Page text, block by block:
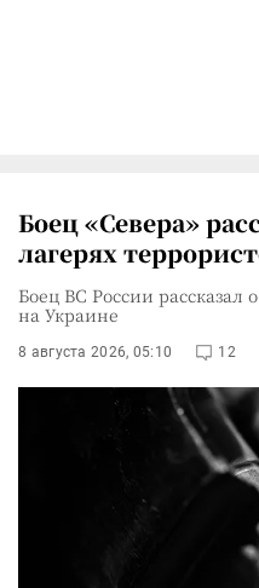
Боец «Севера»
лагерях
Боец ВС России рассказал
на Украине
8 августа 2026, 05:10 12